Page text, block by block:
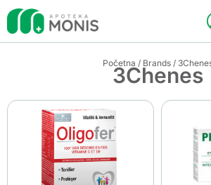
Početna / Brands/
3Chenes